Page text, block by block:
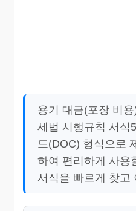
용기 대금(포장 비
세법 시행규칙 서식
드(DOC) 형식으로
하여 편리하게 사용
서식을 빠르게 찾고